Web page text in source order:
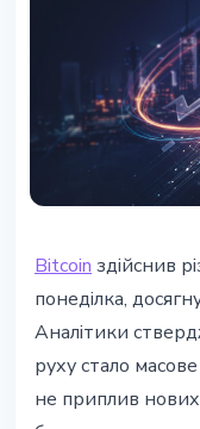
Bitcoin
через
3 березня 2026 р.
Наталія
Bitcoinздійснив
понеділка,
Аналітики
руху стало
не приплив